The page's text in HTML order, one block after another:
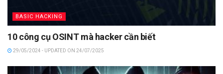
BASIC HACKING
10 công cụ OSINT mà hacker cần biết
29/05/2024 - UPDATED ON 24/07/2025